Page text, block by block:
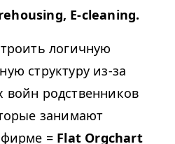
E-cleaning.
логичную
структуру из-за
войн родственников
занимают
= Flat Orgchart